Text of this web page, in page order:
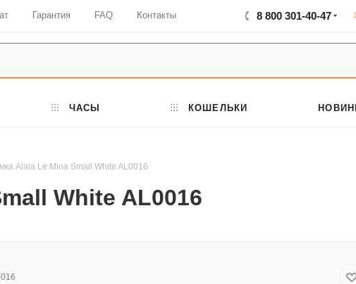
Гарантия FAQ Контакты 8 800 301-40-47
ЧАСЫ КОШЕЛЬКИ
Alaia Le Mina Small White AL0016
White AL0016